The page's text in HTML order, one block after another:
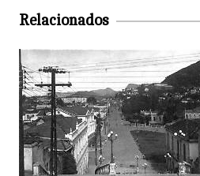
A
p
b
o
k
Post
Relacionados